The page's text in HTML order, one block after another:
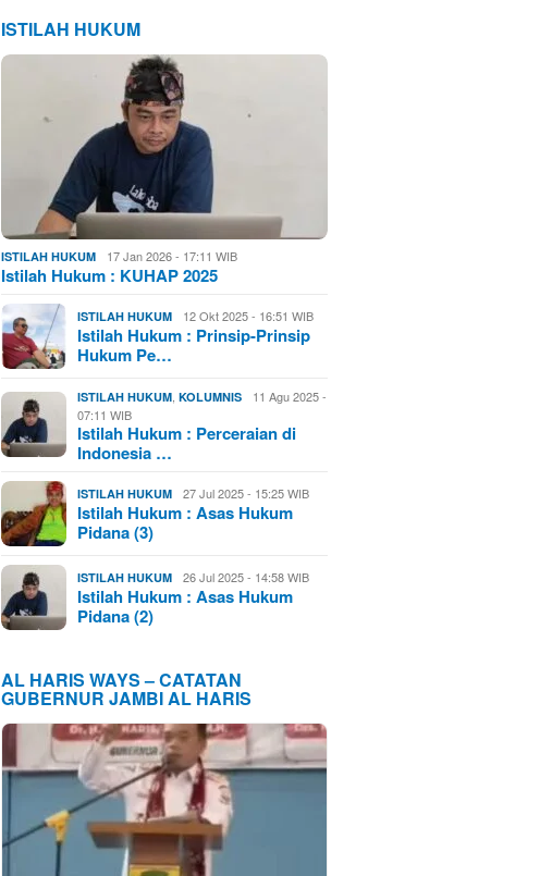
ISTILAH HUKUM
ISTILAH HUKUM 17 Jan 2026 - 17:11 WIB
Istilah Hukum : KUHAP 2025
ISTILAH HUKUM 12 Okt 2025 - 16:51 WIB
Istilah Hukum : Prinsip-Prinsip
Hukum Pe…
ISTILAH HUKUM ,KOLUMNIS
11 Agu 2025 -
07:11 WIB
Istilah Hukum : Perceraian di
Indonesia …
ISTILAH HUKUM 27 Jul 2025 - 15:25 WIB
Istilah Hukum : Asas Hukum
Pidana (3)
ISTILAH HUKUM 26 Jul 2025 - 14:58 WIB
Istilah Hukum : Asas Hukum
Pidana (2)
AL HARIS WAYS – CATATAN
GUBERNUR JAMBI AL HARIS